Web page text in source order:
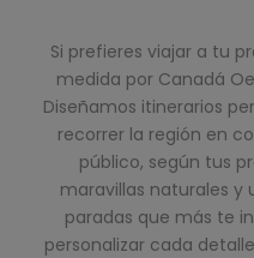
Si prefieres viajar a tu
medida por Canadá
Diseñamos itinerarios
recorrer la región en
público, según tus
maravillas naturales y
paradas que más te
personalizar cada